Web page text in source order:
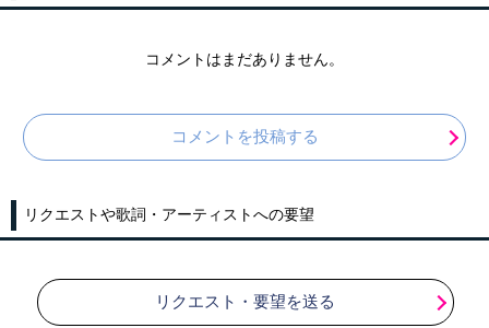
コメントはまだありません。
コメントを投稿する
リクエストや歌詞・アーティストへの要望
リクエスト・要望を送る